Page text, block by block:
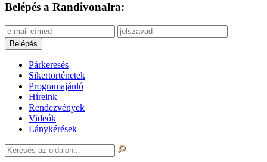
Belépés a Randivonalra:
Párkeresés
Sikertörténetek
Programajánló
Híreink
Rendezvények
Videók
Lánykérések